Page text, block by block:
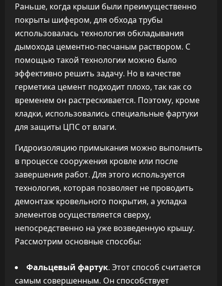
Раньше, когда крыши были преимущественно
покрыты шифером, для обхода трубы
использовалась технология обкладывания
дымохода цементно-песчаным раствором. С
помощью такой технологии можно было
эффективно решить задачу. Но в качестве
герметика цемент подходит плохо, так как со
временем он растрескивается. Поэтому, кроме
кладки, использовались специальные фартуки
для защиты ЦПС от влаги.
Гидроизоляцию примыкания можно выполнить
в процессе сооружения кровле или после
завершения работ. Для этого используется
технология, которая позволяет не проводить
демонтаж кровельного покрытия, а укладка
элементов осуществляется сверху,
непосредственно на уже возведенную крышу.
Рассмотрим основные способы:
Фальцевый фартук. Этот способ считается
самым совершенным. Он способствует